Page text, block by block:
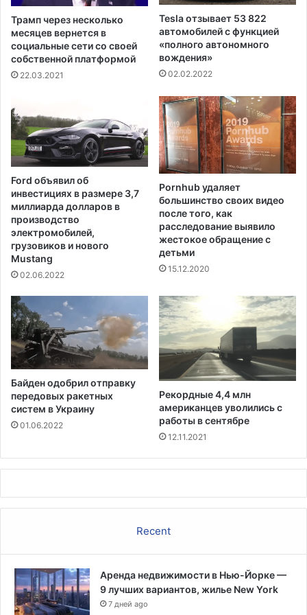
o
з
а
п
л
е
д
н
е
4
м
е
с
я
ц
п
о
ж
е
р
в
о
а
а
р
д
а
Трамп через несколько
месяцев вернется в
социальные сети со своей
собственной платформой
22.03.2021
Tesla отзывает 53 822
автомобилей с функцией
«полного автономного
вождения»
02.02.2022
Ford объявил об
инвестициях в размере 3,7
миллиарда долларов в
производство
электромобилей,
грузовиков и нового
Mustang
02.06.2022
Pornhub удаляет
большинство своих видео
после того, как
расследование выявило
жестокое обращение с
детьми
15.12.2020
Байден одобрил отправку
передовых ракетных
систем в Украину
01.06.2022
Рекордные 4,4 млн
американцев уволились с
работы в сентябре
12.11.2021
Recent
Аренда недвижимости в Нью-Йорке —
9 лучших вариантов, жилье New York
7 дней ago